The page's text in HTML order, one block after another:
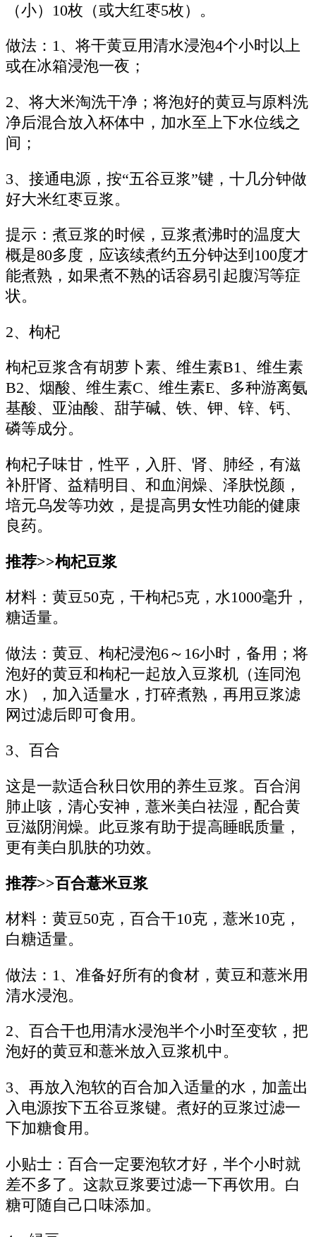
（小）10枚（或大红枣5枚）。
做法：1、将干黄豆用清水浸泡4个小时以上
或在冰箱浸泡一夜；
2、将大米淘洗干净；将泡好的黄豆与原料洗
净后混合放入杯体中，加水至上下水位线之
间；
3、接通电源，按“五谷豆浆”键，十几分钟做
好大米红枣豆浆。
提示：煮豆浆的时候，豆浆煮沸时的温度大
概是80多度，应该续煮约五分钟达到100度才
能煮熟，如果煮不熟的话容易引起腹泻等症
状。
2、枸杞
枸杞豆浆含有胡萝卜素、维生素B1、维生素
B2、烟酸、维生素C、维生素E、多种游离氨
基酸、亚油酸、甜芋碱、铁、钾、锌、钙、
磷等成分。
枸杞子味甘，性平，入肝、肾、肺经，有滋
补肝肾、益精明目、和血润燥、泽肤悦颜，
培元乌发等功效，是提高男女性功能的健康
良药。
推荐>>枸杞豆浆
材料：黄豆50克，干枸杞5克，水1000毫升，
糖适量。
做法：黄豆、枸杞浸泡6～16小时，备用；将
泡好的黄豆和枸杞一起放入豆浆机（连同泡
水），加入适量水，打碎煮熟，再用豆浆滤
网过滤后即可食用。
3、百合
这是一款适合秋日饮用的养生豆浆。百合润
肺止咳，清心安神，薏米美白祛湿，配合黄
豆滋阴润燥。此豆浆有助于提高睡眠质量，
更有美白肌肤的功效。
推荐>>百合薏米豆浆
材料：黄豆50克，百合干10克，薏米10克，
白糖适量。
做法：1、准备好所有的食材，黄豆和薏米用
清水浸泡。
2、百合干也用清水浸泡半个小时至变软，把
泡好的黄豆和薏米放入豆浆机中。
3、再放入泡软的百合加入适量的水，加盖出
入电源按下五谷豆浆键。煮好的豆浆过滤一
下加糖食用。
小贴士：百合一定要泡软才好，半个小时就
差不多了。这款豆浆要过滤一下再饮用。白
糖可随自己口味添加。